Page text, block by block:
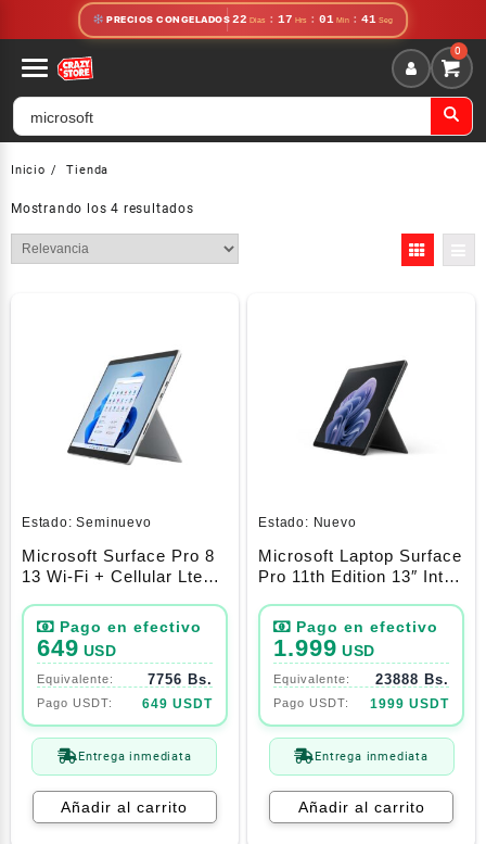
contenido
PRECIOS CONGELADOS 22 : 17 : 01 : 41
Inicio Tienda
Mostrando los 4 resultados
Estado:Seminuevo
Microsoft Surface Pro 8
13 Wi-Fi + Cellular Lte
256gb Ssd
649 USD
7756 Bs.
649 USDT
Entrega inmediata
Añadir al carrito
Estado: Nuevo
Microsoft Laptop Surface
Pro 11th Edition 13″ Intel
512gb
1.999 USD
23888 Bs.
1999 USDT
Entrega inmediata
Añadir al carrito